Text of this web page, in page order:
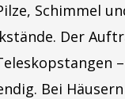
Schimmel
Der
Bei